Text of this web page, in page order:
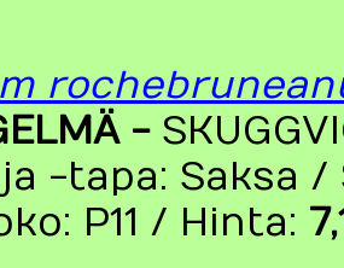
-
-tapa: Saksa /
P11 / Hinta: